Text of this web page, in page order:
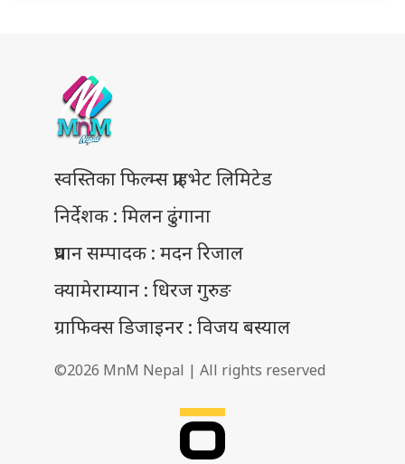
स्वस्तिका फिल्म्स प्राइभेट लिमिटेड
निर्देशक : मिलन ढुंगाना
प्रधान सम्पादक : मदन रिजाल
क्यामेराम्यान : धिरज गुरुङ
ग्राफिक्स डिजाइनर : विजय बस्याल
©2026 MnM Nepal | All rights reserved